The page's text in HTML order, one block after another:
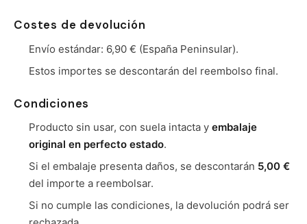
Costes de devolución
Envío estándar: 6,90 € (España Peninsular).
Estos importes se descontarán del reembolso final.
Condiciones
Producto sin usar, con suela intacta y embalaje
original en perfecto estado.
Si el embalaje presenta daños, se descontarán 5,00 €
del importe a reembolsar.
Si no cumple las condiciones, la devolución podrá ser